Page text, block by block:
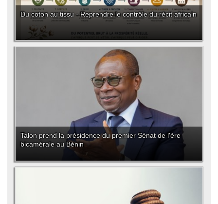
Du coton au tissu - Reprendre le contrôle du récit africain
Talon prend la présidence du premier Sénat de l'ère
bicamérale au Bénin